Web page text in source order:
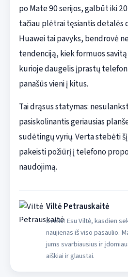
po Mate 90 serijos, galbūt iki
tačiau plėtrai tęsiantis detalės
Huawei tai pavyks, bendrovė
tendenciją, kiek formuos
kurioje daugelis įprastų
panašūs vieni į kitus.
Tai drąsus statymas:
pasiskolinantis geriausias
sudėtingų vyrių. Verta stebėti
pakeisti požiūrį į telefono
naudojimą.
Viltė Petrauskaitė
Sveiki! Esu Viltė, kasdien
naujienas iš viso pasaulio.
jums svarbiausius ir
aiškiai ir glaustai.